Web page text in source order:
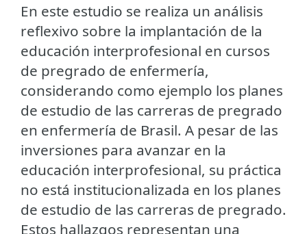
En este estudio se realiza un análisis
reflexivo sobre la implantación de la
educación interprofesional en cursos
de pregrado de enfermería,
considerando como ejemplo los planes
de estudio de las carreras de pregrado
en enfermería de Brasil. A pesar de las
inversiones para avanzar en la
educación interprofesional, su práctica
no está institucionalizada en los planes
de estudio de las carreras de pregrado.
Estos hallazgos representan una